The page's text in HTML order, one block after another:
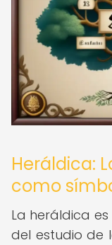
Heráldica:
como
La heráldica
del estudio de